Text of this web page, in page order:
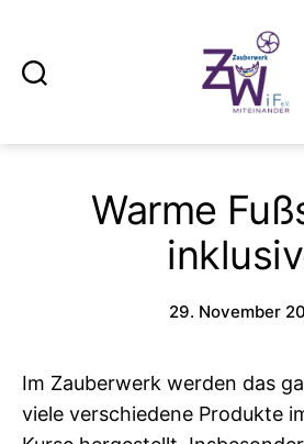
Kiel
Warme
29. November
Im Zauberwerk werden das
viele verschiedene Produkte